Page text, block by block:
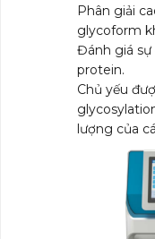
Phân giải
glycoform
Đánh giá sự
protein.
Chủ yếu
lượng của